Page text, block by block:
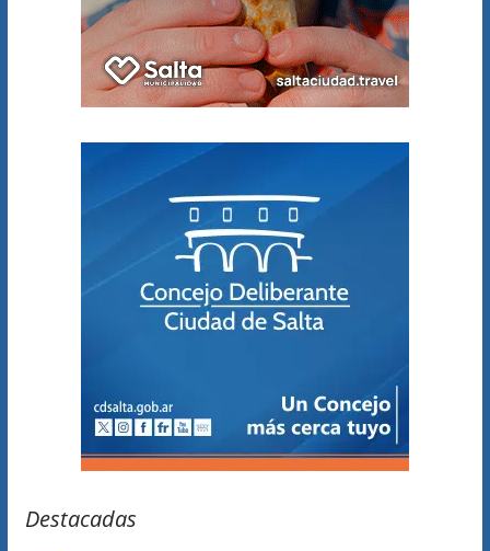
Destacadas